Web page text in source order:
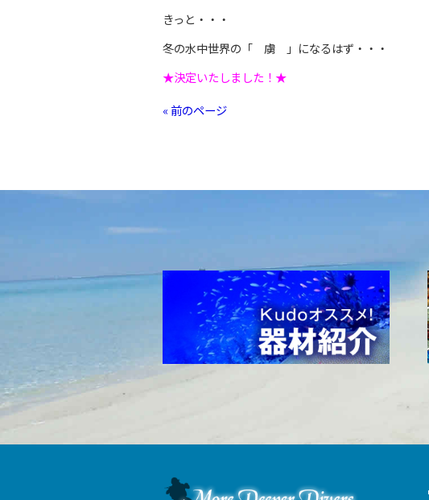
きっと・・・
冬の水中世界の「 虜 」になるはず・・・
★決定いたしました！★
« 前のページ